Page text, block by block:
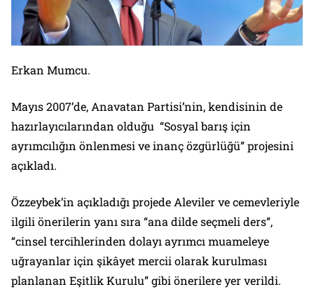
Erkan Mumcu.
Mayıs 2007’de, Anavatan Partisi’nin, kendisinin de
hazırlayıcılarından olduğu “Sosyal barış için
ayrımcılığın önlenmesi ve inanç özgürlüğü” projesini
açıkladı.
Özzeybek’in açıkladığı projede Aleviler ve cemevleriyle
ilgili önerilerin yanı sıra “ana dilde seçmeli ders”,
“cinsel tercihlerinden dolayı ayrımcı muameleye
uğrayanlar için şikâyet mercii olarak kurulması
planlanan Eşitlik Kurulu” gibi önerilere yer verildi.